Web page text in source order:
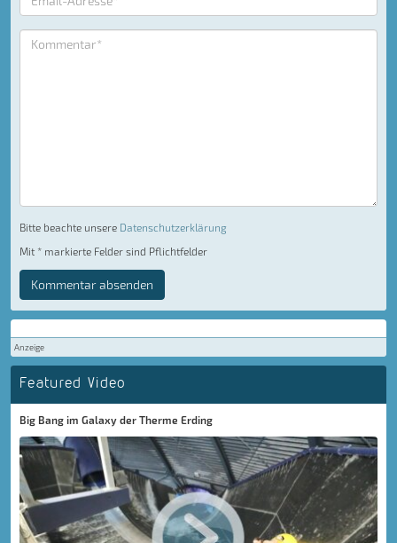
Bitte beachte unsere Datenschutzerklärung
Mit * markierte Felder sind Pflichtfelder
Kommentar absenden
Anzeige
Featured Video
Big Bang im Galaxy der Therme Erding